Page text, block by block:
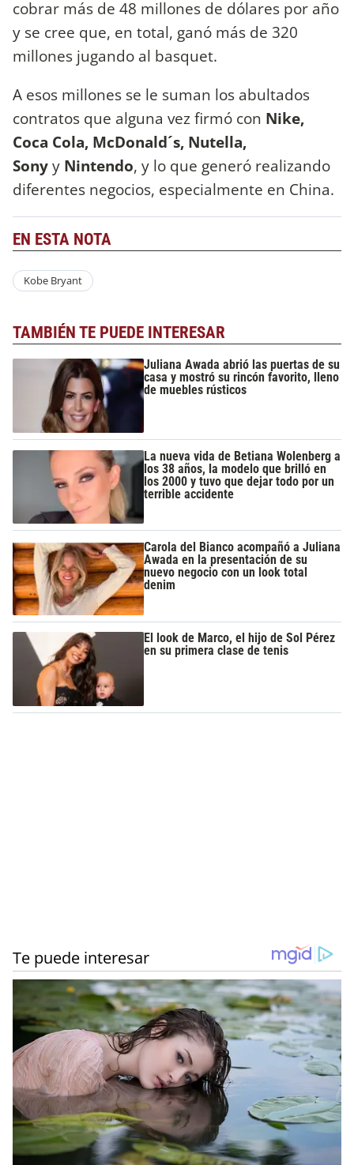
cobrar más de 48 millones de dólares por año
y se cree que, en total, ganó más de 320
millones jugando al basquet.
A esos millones se le suman los abultados
contratos que alguna vez firmó con Nike,
Coca Cola, McDonald´s, Nutella,
Sonyy Nintendo, y lo que generó realizando
diferentes negocios, especialmente en China.
EN ESTA NOTA
Kobe Bryant
TAMBIÉN TE PUEDE INTERESAR
Juliana Awada abrió las puertas de su
casa y mostró su rincón favorito, lleno
de muebles rústicos
La nueva vida de Betiana Wolenberg a
los 38 años, la modelo que brilló en
los 2000 y tuvo que dejar todo por un
terrible accidente
Carola del Bianco acompañó a Juliana
Awada en la presentación de su
nuevo negocio con un look total
denim
El look de Marco, el hijo de Sol Pérez
en su primera clase de tenis